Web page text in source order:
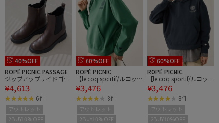
40%OFF
ROPÉ PICNIC PASSAGE
ジップアップサイドゴア
ショートブーツ
¥4,613
6件
アウトレット
2BUY10%OFF
60%OFF
ROPÉ PICNIC
【le coq sportif/ルコッ
クスポルティフ】防風リ
ブニットフーディースウ
ェット/UVカット
¥3,476
8件
アウトレット
2BUY10%OFF
60%OFF
ROPÉ PICNIC
【le coq sportif/ルコッ
クスポルティフ】防風リ
ブニットフーディースウ
ェット/UVカット
¥3,476
8件
アウトレット
2BUY10%OFF